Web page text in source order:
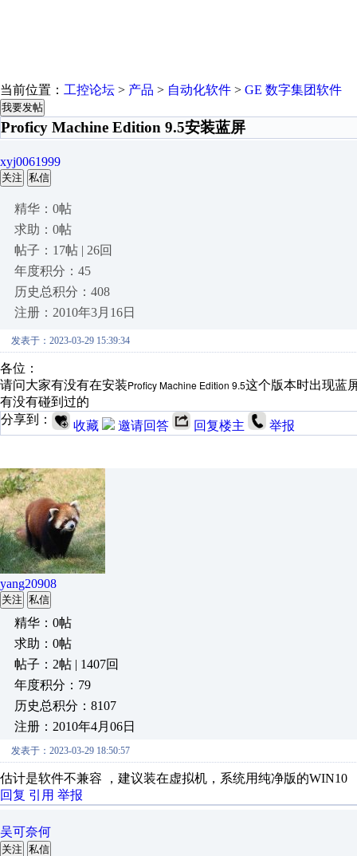
当前位置： 工控论坛 > 产品 > 自动化软件 > GE 数字集团软件
我要发帖
Proficy Machine Edition 9.5安装蓝屏
xyj0061999
关注 私信
精华：0帖
求助：0帖
帖子：17帖 | 26回
年度积分：45
历史总积分：408
注册：2010年3月16日
发表于：2023-03-29 15:39:34
各位：
请问大家有没有在安装Proficy Machine Edition 9.5这个版本时出现蓝
有没有碰到过的
分享到：
收藏 邀请回答 回复楼主 举报
yang20908
关注 私信
精华：0帖
求助：0帖
帖子：2帖 | 1407回
年度积分：79
历史总积分：8107
注册：2010年4月06日
发表于：2023-03-29 18:50:57
估计是软件不兼容 ，建议装在虚拟机，系统用纯净版的WIN10
回复 引用 举报
吴可奈何
关注 私信